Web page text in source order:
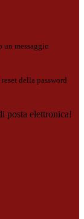
un messaggio
della password
posta elettronica!